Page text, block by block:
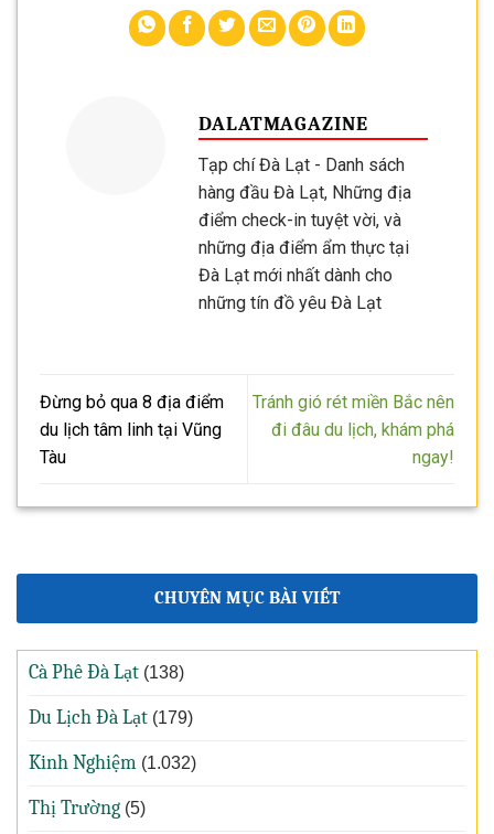
DALATMAGAZINE
Tạp chí Đà Lạt - Danh sách
hàng đầu Đà Lạt, Những địa
điểm check-in tuyệt vời, và
những địa điểm ẩm thực tại
Đà Lạt mới nhất dành cho
những tín đồ yêu Đà Lạt
Đừng bỏ qua 8 địa điểm
du lịch tâm linh tại Vũng
Tàu
Tránh gió rét miền Bắc nên
đi đâu du lịch, khám phá
ngay!
CHUYÊN MỤC BÀI VIẾT
Cà Phê Đà Lạt (138)
Du Lịch Đà Lạt (179)
Kinh Nghiệm (1.032)
Thị Trường (5)